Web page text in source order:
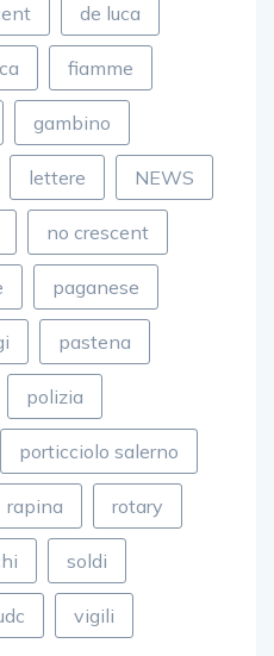
de luca
fiamme
gambino
lettere NEWS
no crescent
paganese
pastena
polizia
porticciolo salerno
rapina rotary
soldi
vigili